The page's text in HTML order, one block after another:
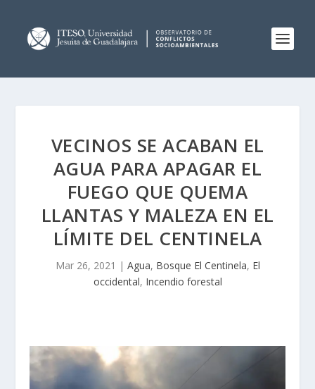
VECINOS SE ACABAN EL
AGUA PARA APAGAR EL
FUEGO QUE QUEMA
LLANTAS Y MALEZA EN EL
LÍMITE DEL CENTINELA
Mar 26, 2021 | Agua, Bosque El Centinela, El
occidental, Incendio forestal